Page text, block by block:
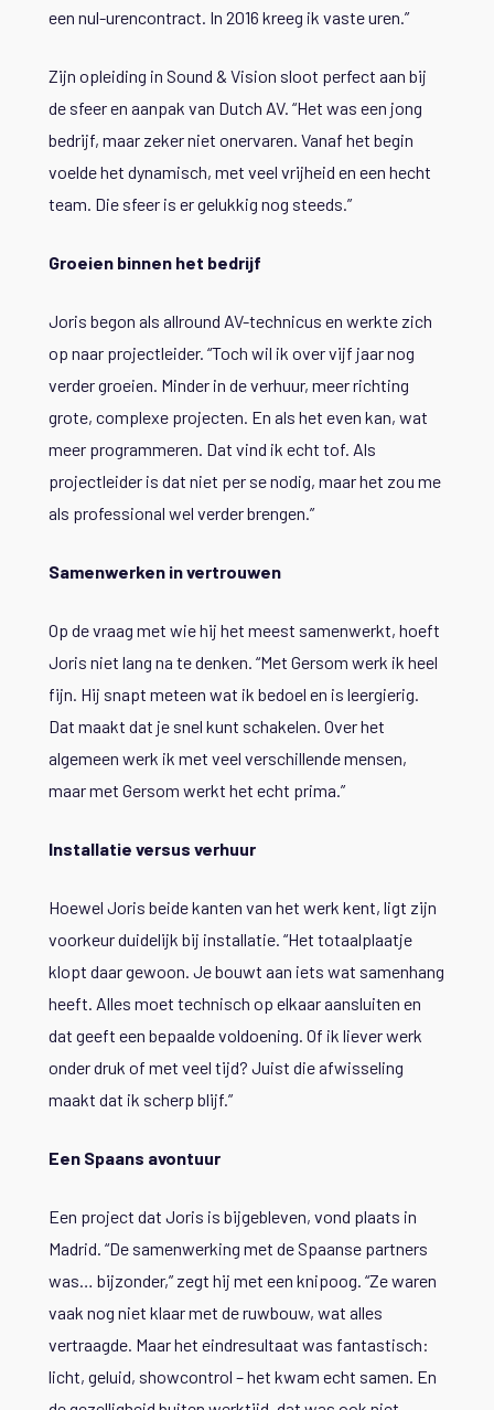
een nul-urencontract. In 2016 kreeg ik vaste uren.”
Zijn opleiding in Sound & Vision sloot perfect aan bij
de sfeer en aanpak van Dutch AV. “Het was een jong
bedrijf, maar zeker niet onervaren. Vanaf het begin
voelde het dynamisch, met veel vrijheid en een hecht
team. Die sfeer is er gelukkig nog steeds.”
Groeien binnen het bedrijf
Joris begon als allround AV-technicus en werkte zich
op naar projectleider. “Toch wil ik over vijf jaar nog
verder groeien. Minder in de verhuur, meer richting
grote, complexe projecten. En als het even kan, wat
meer programmeren. Dat vind ik echt tof. Als
projectleider is dat niet per se nodig, maar het zou me
als professional wel verder brengen.”
Samenwerken in vertrouwen
Op de vraag met wie hij het meest samenwerkt, hoeft
Joris niet lang na te denken. “Met Gersom werk ik heel
fijn. Hij snapt meteen wat ik bedoel en is leergierig.
Dat maakt dat je snel kunt schakelen. Over het
algemeen werk ik met veel verschillende mensen,
maar met Gersom werkt het echt prima.”
Installatie versus verhuur
Hoewel Joris beide kanten van het werk kent, ligt zijn
voorkeur duidelijk bij installatie. “Het totaalplaatje
klopt daar gewoon. Je bouwt aan iets wat samenhang
heeft. Alles moet technisch op elkaar aansluiten en
dat geeft een bepaalde voldoening. Of ik liever werk
onder druk of met veel tijd? Juist die afwisseling
maakt dat ik scherp blijf.”
Een Spaans avontuur
Een project dat Joris is bijgebleven, vond plaats in
Madrid. “De samenwerking met de Spaanse partners
was… bijzonder,” zegt hij met een knipoog. “Ze waren
vaak nog niet klaar met de ruwbouw, wat alles
vertraagde. Maar het eindresultaat was fantastisch:
licht, geluid, showcontrol – het kwam echt samen. En